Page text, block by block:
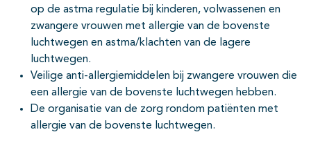
op de astma regulatie bij kinderen, volwassenen en
zwangere vrouwen met allergie van de bovenste
luchtwegen en astma/klachten van de lagere
luchtwegen.
Veilige anti-allergiemiddelen bij zwangere vrouwen die
een allergie van de bovenste luchtwegen hebben.
De organisatie van de zorg rondom patiënten met
allergie van de bovenste luchtwegen.